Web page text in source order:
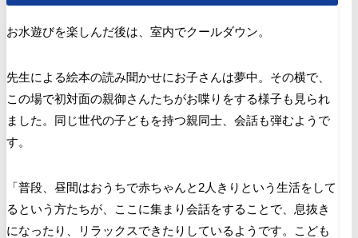
お水遊びを楽しんだ後は、室内でクールダウン。
先生による絵本の読み聞かせにお子さんは夢中。その横で、
この場で初対面の親御さんたちがお喋りをする様子も見られ
ました。同じ世代の子どもを持つ親同士、会話も弾むようで
す。
「普段、昼間はおうちで赤ちゃんと 2人きりという生活をして
るという方たちが、ここに集まり会話をすることで、息抜き
になったり、リラックスできたりしているようです。こども